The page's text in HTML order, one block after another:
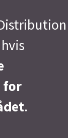
for
.